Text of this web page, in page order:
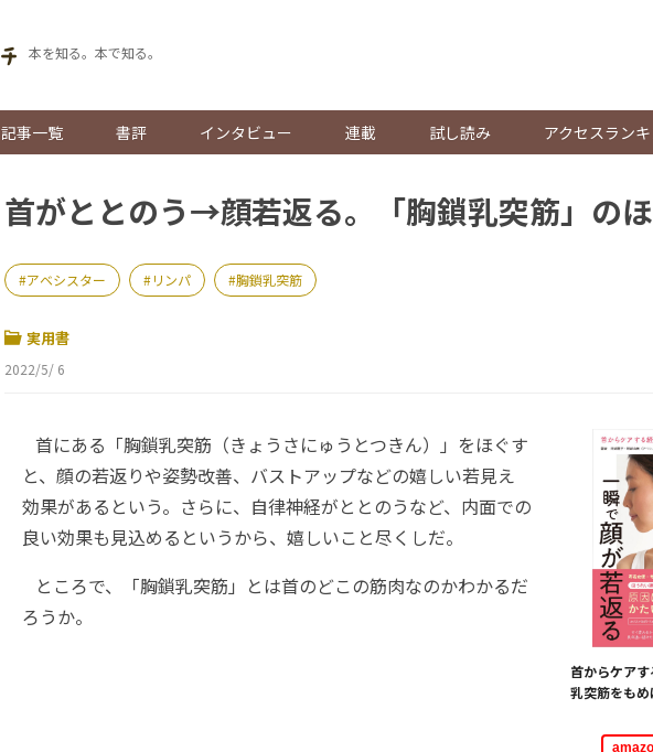
本を知る。本で知る。
記事一覧 書評 インタビュー 連載 試し読み アクセスラン
首がととのう→顔若返る。「胸鎖乳突筋」の
アベシスター リンパ 胸鎖乳突筋
実用書
2022/5/ 6
首からケア
乳突筋をも
首にある「胸鎖乳突筋（きょうさにゅうとつきん）」をほぐす
と、顔の若返りや姿勢改善、バストアップなどの嬉しい若見え
効果があるという。さらに、自律神経がととのうなど、内面での
良い効果も見込めるというから、嬉しいこと尽くしだ。
ところで、「胸鎖乳突筋」とは首のどこの筋肉なのかわかるだ
ろうか。